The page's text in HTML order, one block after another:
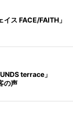
ス FACE/FAITH」
terrace」
の声